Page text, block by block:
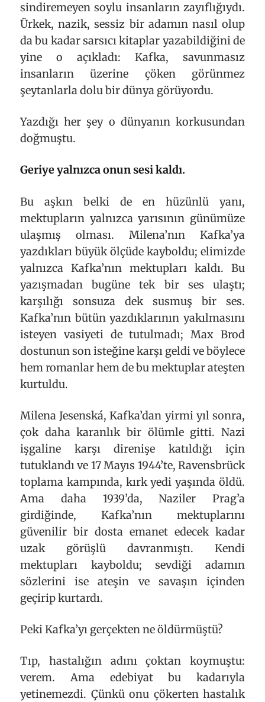
sindiremeyen soylu insanların zayıflığıydı.
Ürkek, nazik, sessiz bir adamın nasıl olup
da bu kadar sarsıcı kitaplar yazabildiğini de
yine o açıkladı: Kafka, savunmasız
insanların üzerine çöken görünmez
şeytanlarla dolu bir dünya görüyordu.
Yazdığı her şey o dünyanın korkusundan
doğmuştu.
Geriye yalnızca onun sesi kaldı.
Bu aşkın belki de en hüzünlü yanı,
mektupların yalnızca yarısının günümüze
ulaşmış olması. Milena’nın Kafka’ya
yazdıkları büyük ölçüde kayboldu; elimizde
yalnızca Kafka’nın mektupları kaldı. Bu
yazışmadan bugüne tek bir ses ulaştı;
karşılığı sonsuza dek susmuş bir ses.
Kafka’nın bütün yazdıklarının yakılmasını
isteyen vasiyeti de tutulmadı; Max Brod
dostunun son isteğine karşı geldi ve böylece
hem romanlar hem de bu mektuplar ateşten
kurtuldu.
Milena Jesenská, Kafka’dan yirmi yıl sonra,
çok daha karanlık bir ölümle gitti. Nazi
işgaline karşı direnişe katıldığı için
tutuklandı ve 17 Mayıs 1944’te, Ravensbrück
toplama kampında, kırk yedi yaşında öldü.
Ama daha 1939’da, Naziler Prag’a
girdiğinde, Kafka’nın mektuplarını
güvenilir bir dosta emanet edecek kadar
uzak görüşlü davranmıştı. Kendi
mektupları kayboldu; sevdiği adamın
sözlerini ise ateşin ve savaşın içinden
geçirip kurtardı.
Peki Kafka’yı gerçekten ne öldürmüştü?
Tıp, hastalığın adını çoktan koymuştu:
verem. Ama edebiyat bu kadarıyla
yetinemezdi. Çünkü onu çökerten hastalık